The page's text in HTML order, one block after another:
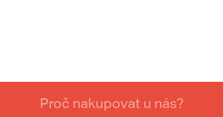
Proč nakupovat u nás?